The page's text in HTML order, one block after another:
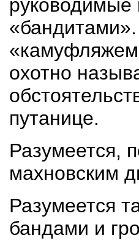
руководимые
охотно
путанице.
Разумеется,
махновским
Разумеется
бандами и